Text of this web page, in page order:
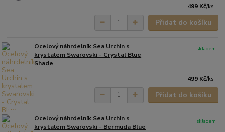
499 Kč/ks
Přidat do košíku
Ocelový náhrdelník Sea Urchin s
krystalem Swarovski - Crystal Blue
Shade
499 Kč/ks
skladem
Přidat do košíku
Ocelový náhrdelník Sea Urchin s
krystalem Swarovski - Bermuda Blue
skladem